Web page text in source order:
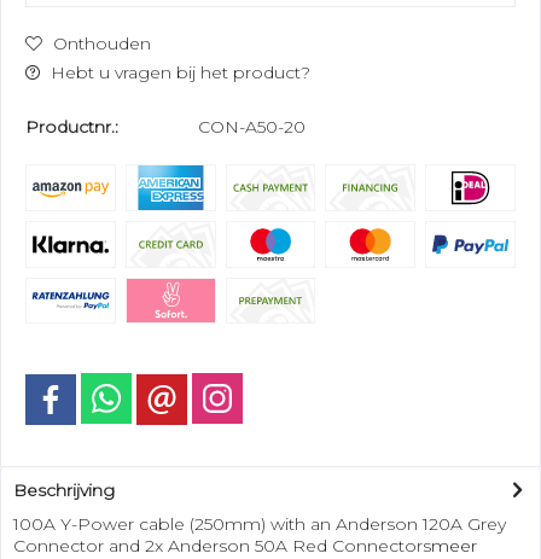
Onthouden
Hebt u vragen bij het product?
Productnr.: CON-A50-20
Beschrijving
100A Y-Power cable (250mm) with an Anderson 120A Grey
Connector and 2x Anderson 50A Red Connectorsmeer